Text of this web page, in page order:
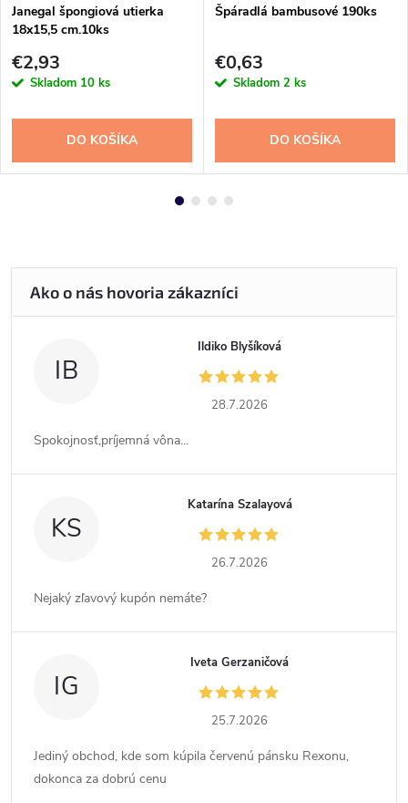
Janegal špongiová utierka
18x15,5 cm.10ks
€2,93
Skladom 10 ks
DO KOŠÍKA
Špáradlá bambusové 190ks
€0,63
Skladom 2 ks
DO KOŠÍKA
IB
Ildiko Blyšíková
28.7.2026
Spokojnosť,príjemná vôna...
KS
Katarína Szalayová
26.7.2026
Nejaký zľavový kupón nemáte?
IG
Iveta Gerzaničová
25.7.2026
Jediný obchod, kde som kúpila červenú pánsku Rexonu,
dokonca za dobrú cenu